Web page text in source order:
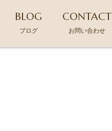
BLOG
ブログ
CONTACT
お問い合わせ